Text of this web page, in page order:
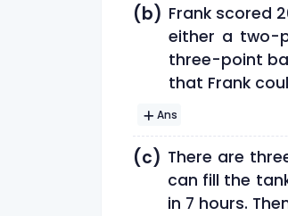
(b) Frank scored
either a two-
three-point
that Frank
Ans
(c) There are
can fill the
in 7 hours.